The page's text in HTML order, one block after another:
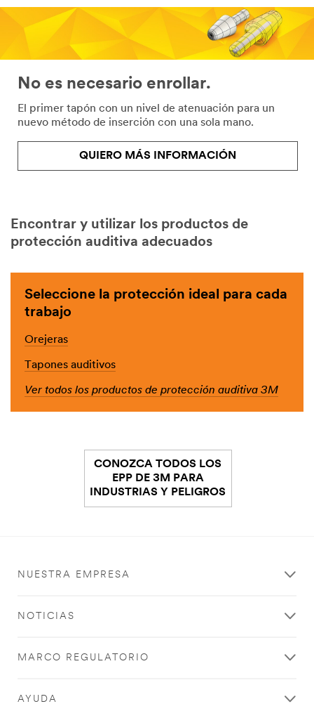
No es necesario enrollar.
El primer tapón con un nivel de atenuación para un
nuevo método de inserción con una sola mano.
QUIERO MÁS INFORMACIÓN
Encontrar y utilizar los productos de
protección auditiva adecuados
Seleccione la protección ideal para cada
trabajo
Orejeras
Tapones auditivos
Ver todos los productos de protección auditiva 3M
CONOZCA TODOS LOS
EPP DE 3M PARA
INDUSTRIAS Y PELIGROS
NUESTRA EMPRESA
NOTICIAS
MARCO REGULATORIO
AYUDA